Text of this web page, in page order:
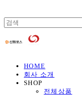
HOME
회사 소개
SHOP
전체상품